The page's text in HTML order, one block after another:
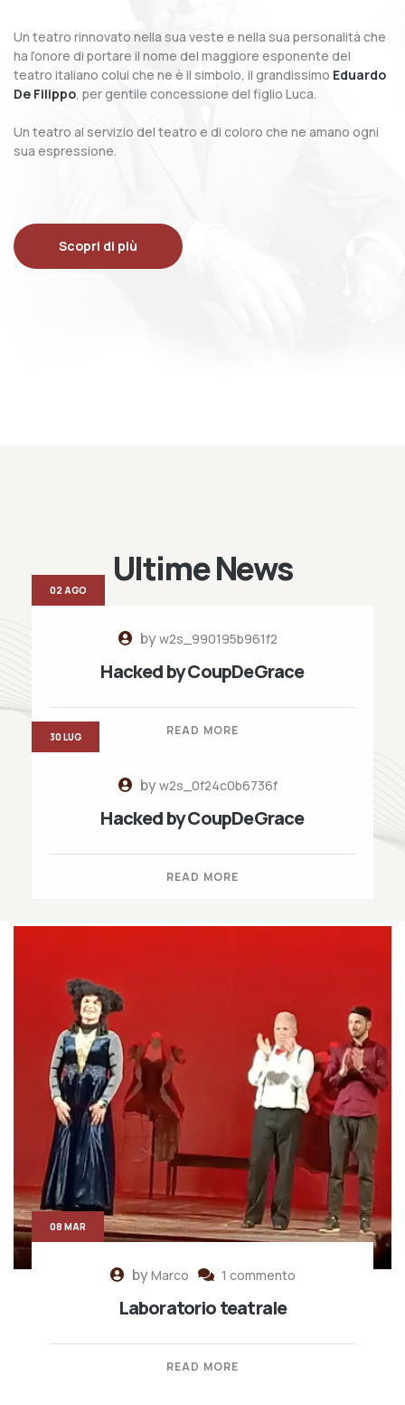
Un teatro rinnovato nella sua veste e nella sua personalità che
ha l’onore di portare il nome del maggiore esponente del
teatro italiano colui che ne è il simbolo, il grandissimo Eduardo
De Filippo, per gentile concessione del figlio Luca.
Un teatro al servizio del teatro e di coloro che ne amano ogni
sua espressione.
Scopri di più
Ultime News
byw2s_990195b961f2
Hacked by CoupDeGrace
READ MORE
02 AGO
byw2s_0f24c0b6736f
Hacked by CoupDeGrace
READ MORE
30 LUG
byMarco 1 commento
Laboratorio teatrale
READ MORE
08 MAR